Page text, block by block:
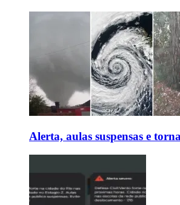
Alerta, aulas suspensas e